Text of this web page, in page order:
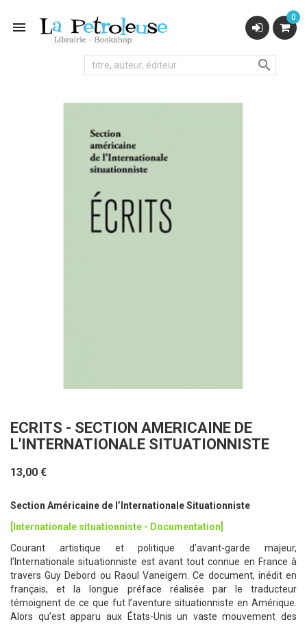

0

ECRITS - SECTION AMERICAINE DE
L'INTERNATIONALE SITUATIONNISTE
13,00 €
Section Américaine de l’Internationale Situationniste
[Internationale situationniste - Documentation]
Courant artistique et politique d’avant-garde majeur,
l’Internationale situationniste est avant tout connue en France à
travers Guy Debord ou Raoul Vaneigem. Ce document, inédit en
français, et la longue préface réalisée par le traducteur
témoignent de ce que fut l’aventure situationniste en Amérique.
Alors qu’est apparu aux États-Unis un vaste mouvement des